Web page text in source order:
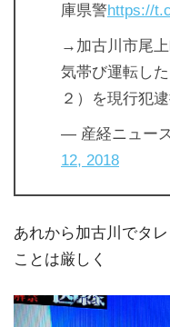
庫県警https://
→加古川市尾
気帯び運転し
２）を現行犯
— 産経ニュー
12, 2018
あれから加古川でタ
ことは厳しく